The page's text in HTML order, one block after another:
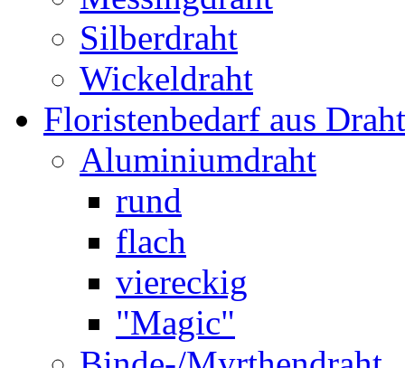
Silberdraht
Wickeldraht
Floristenbedarf aus Draht
Aluminiumdraht
rund
flach
viereckig
"Magic"